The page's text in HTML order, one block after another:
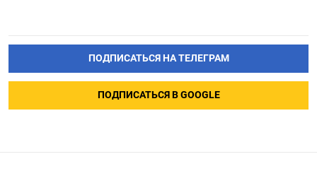
ПОДПИСАТЬСЯ НА ТЕЛЕГРАМ
ПОДПИСАТЬСЯ В GOOGLE